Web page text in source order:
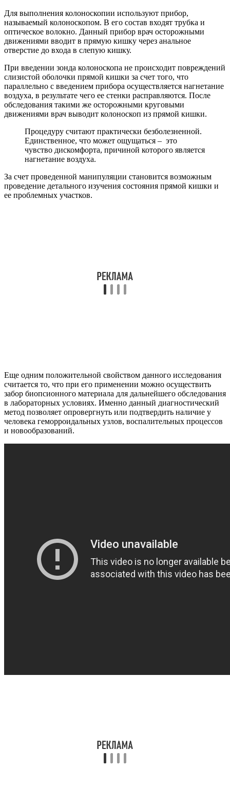
Для выполнения колоноскопии используют прибор,
называемый колоноскопом. В его состав входят трубка и
оптическое волокно. Данный прибор врач осторожными
движениями вводит в прямую кишку через анальное
отверстие до входа в слепую кишку.
При введении зонда колоноскопа не происходит повреждений
слизистой оболочки прямой кишки за счет того, что
параллельно с введением прибора осуществляется нагнетание
воздуха, в результате чего ее стенки расправляются. После
обследования такими же осторожными круговыми
движениями врач выводит колоноскоп из прямой кишки.
Процедуру считают практически безболезненной.
Единственное, что может ощущаться – это
чувство дискомфорта, причиной которого является
нагнетание воздуха.
За счет проведенной манипуляции становится возможным
проведение детального изучения состояния прямой кишки и
ее проблемных участков.
Еще одним положительной свойством данного исследования
считается то, что при его применении можно осуществить
забор биопсионного материала для дальнейшего обследования
в лабораторных условиях. Именно данный диагностический
метод позволяет опровергнуть или подтвердить наличие у
человека геморроидальных узлов, воспалительных процессов
и новообразований.